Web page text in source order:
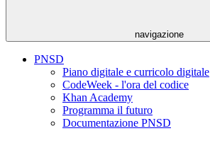
navigazione
PNSD
Piano digitale e curricolo digitale
CodeWeek - l'ora del codice
Khan Academy
Programma il futuro
Documentazione PNSD